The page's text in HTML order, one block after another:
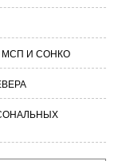
И СОНКО